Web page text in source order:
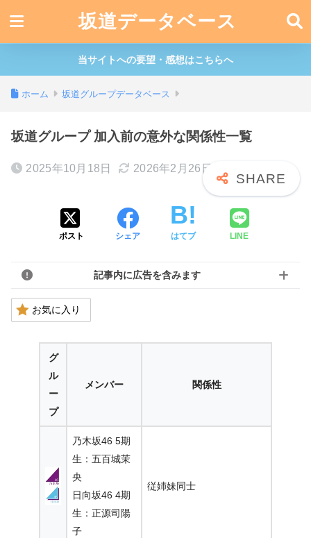
坂道データベース
当サイトへの要望・感想はこちらへ
ホーム 坂道グループデータベース
坂道グループ 加入前の意外な関係性一覧
2025年10月18日 2026年2月26日
ポスト シェア はてブ LINE
記事内に広告を含みます
お気に入り
グ
ル
ー
プ
メンバー 関係性
乃木坂46 5期
生：五百城茉
央
日向坂46 4期
生：正源司陽
子
従姉妹同士